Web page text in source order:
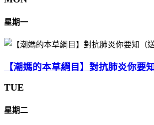
星期一
【潮媽的本草綱目】對抗肺炎你要
TUE
星期二